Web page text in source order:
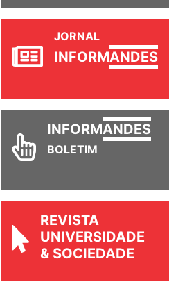
JORNAL
INFORMANDES
INFORMANDES
BOLETIM
REVISTA
UNIVERSIDADE
& SOCIEDADE